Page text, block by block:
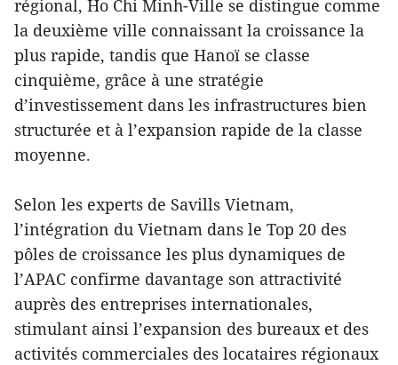
régional, Ho Chi Minh-Ville se distingue comme
la deuxième ville connaissant la croissance la
plus rapide, tandis que Hanoï se classe
cinquième, grâce à une stratégie
d’investissement dans les infrastructures bien
structurée et à l’expansion rapide de la classe
moyenne.
Selon les experts de Savills Vietnam,
l’intégration du Vietnam dans le Top 20 des
pôles de croissance les plus dynamiques de
l’APAC confirme davantage son attractivité
auprès des entreprises internationales,
stimulant ainsi l’expansion des bureaux et des
activités commerciales des locataires régionaux